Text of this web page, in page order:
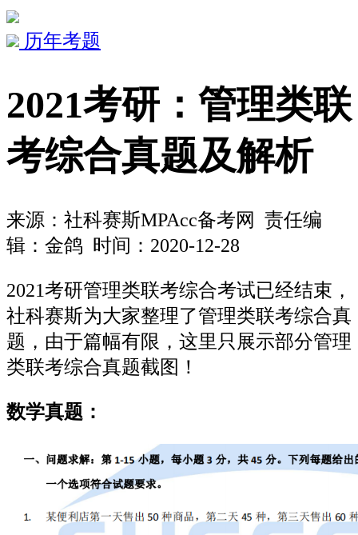
历年考题
2021考研：管理类联
考综合真题及解析
来源： 社科赛斯MPAcc备考网
责任编
辑：金鸽 时间：2020-12-28
2021考研管理类联考综合考试已经结束，
社科赛斯为大家整理了管理类联考综合真
题，由于篇幅有限，这里只展示部分管理
类联考综合真题截图！
数学真题：